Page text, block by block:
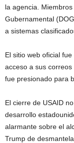
la agencia.
Gubernamental
a sistemas
El sitio web oficial
acceso a sus
fue presionado para
El cierre de USAID
desarrollo
alarmante sobre el
Trump de